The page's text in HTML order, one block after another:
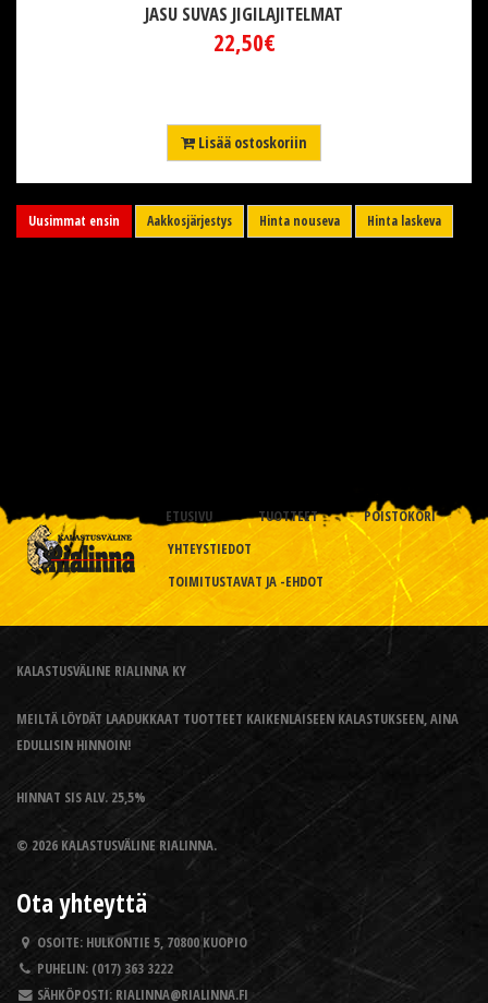
JASU SUVAS JIGILAJITELMAT
22,50€
Lisää ostoskoriin
Uusimmat ensin Aakkosjärjestys Hinta nouseva Hinta laskeva
ETUSIVU TUOTTEET
POISTOKORI
YHTEYSTIEDOT
TOIMITUSTAVAT JA -EHDOT
KALASTUSVÄLINE RIALINNA KY
MEILTÄ LÖYDÄT LAADUKKAAT TUOTTEET KAIKENLAISEEN KALASTUKSEEN, AINA
EDULLISIN HINNOIN!
HINNAT SIS ALV. 25,5%
© 2026 KALASTUSVÄLINE RIALINNA.
Ota yhteyttä
OSOITE: HULKONTIE 5, 70800 KUOPIO
PUHELIN: (017) 363 3222
SÄHKÖPOSTI: RIALINNA@RIALINNA.FI